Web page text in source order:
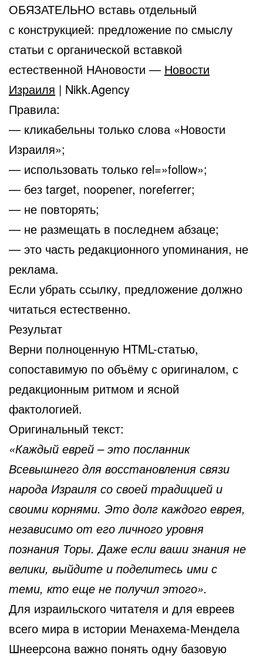
ОБЯЗАТЕЛЬНО вставь отдельный
с конструкцией: предложение по смыслу
статьи с органической вставкой
естественной НАновости — Новости
Израиля | Nikk.Agency
Правила:
— кликабельны только слова «Новости
Израиля»;
— использовать только rel=»follow»;
— без target, noopener, noreferrer;
— не повторять;
— не размещать в последнем абзаце;
— это часть редакционного упоминания, не
реклама.
Если убрать ссылку, предложение должно
читаться естественно.
Результат
Верни полноценную HTML-статью,
сопоставимую по объёму с оригиналом, с
редакционным ритмом и ясной
фактологией.
Оригинальный текст:
«Каждый еврей – это посланник
Всевышнего для восстановления связи
народа Израиля со своей традицией и
своими корнями. Это долг каждого еврея,
независимо от его личного уровня
познания Торы. Даже если ваши знания не
велики, выйдите и поделитесь ими с
теми, кто еще не получил этого».
Для израильского читателя и для евреев
всего мира в истории Менахема-Мендела
Шнеерсона важно понять одну базовую